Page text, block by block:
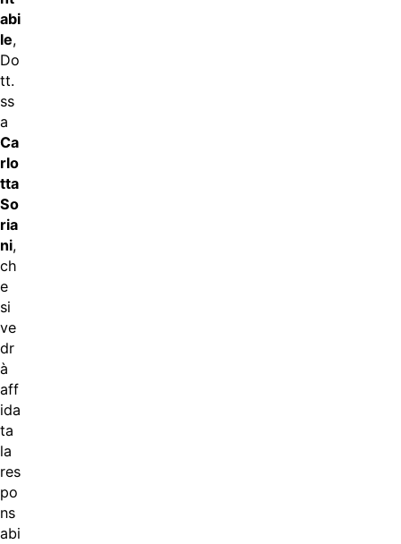
abi
le,
Do
tt.
ss
a
Ca
rlo
tta
So
ria
ni,
ch
e
si
ve
dr
à
aff
ida
ta
la
res
po
ns
abi